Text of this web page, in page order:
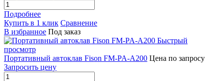
Подробнее
Купить в 1 клик Сравнение
В избранное Под заказ
Быстрый
просмотр
Портативный автоклав Fison FM-PA-A200 Цена по запросу
Запросить цену